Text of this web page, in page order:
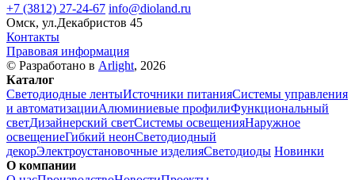
+7 (3812) 27-24-67 info@dioland.ru
Омск, ул.Декабристов 45
Контакты
Правовая информация
© Разработано в Arlight, 2026
Каталог
Светодиодные лентыИсточники питанияСистемы управления
и автоматизацииАлюминиевые профилиФункциональный
светДизайнерский светСистемы освещенияНаружное
освещениеГибкий неонСветодиодный
декорЭлектроустановочные изделияСветодиоды Новинки
О компании